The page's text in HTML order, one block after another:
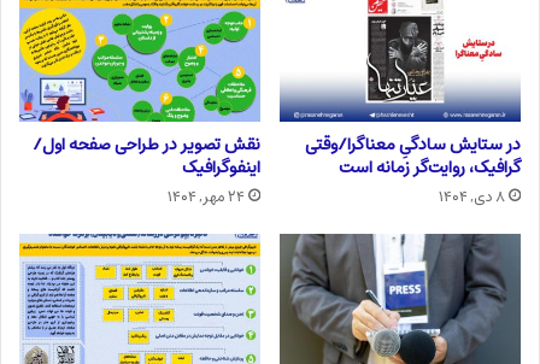
در ستایش سادگیِ معناگرا/وقتی
گرافیک، روایت‌گر زمانه است
۸ دی, ۱۴۰۴
نقش تصویر در طراحی صفحه اول/
اینفوگرافیک
۲۴ مهر, ۱۴۰۴